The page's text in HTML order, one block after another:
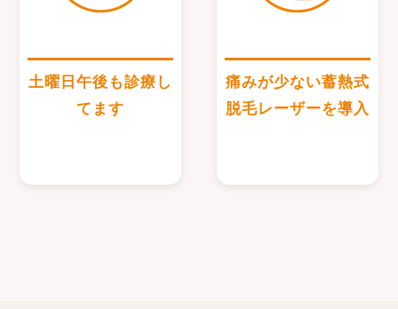
土曜日午後も診療し
てます
痛みが少ない蓄熱式
脱毛レーザーを導入